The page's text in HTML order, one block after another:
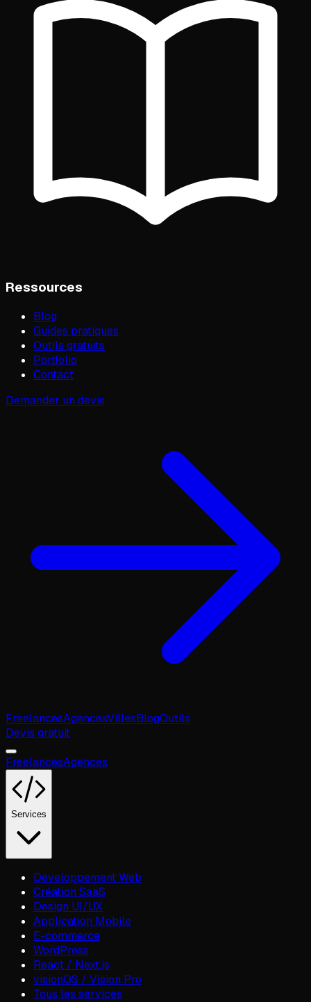
Ressources
Blog
Guides pratiques
Outils gratuits
Portfolio
Contact
Demander un devis
FreelancesAgencesVillesBlogOutils
Devis gratuit
FreelancesAgences
Services
Développement Web
Création SaaS
Design UI/UX
Application Mobile
E-commerce
WordPress
React / Next.js
visionOS / Vision Pro
Tous les services